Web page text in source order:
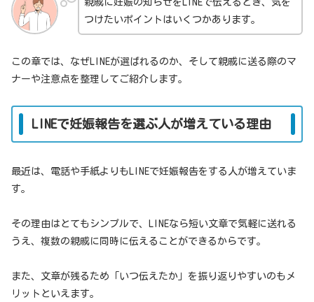
親戚に妊娠の知らせをLINEで伝えるとき、気を
つけたいポイントはいくつかあります。
この章では、なぜLINEが選ばれるのか、そして親戚に送る際のマ
ナーや注意点を整理してご紹介します。
LINEで妊娠報告を選ぶ人が増えている理由
最近は、電話や手紙よりもLINEで妊娠報告をする人が増えていま
す。
その理由はとてもシンプルで、LINEなら短い文章で気軽に送れる
うえ、複数の親戚に同時に伝えることができるからです。
また、文章が残るため「いつ伝えたか」を振り返りやすいのもメ
リットといえます。